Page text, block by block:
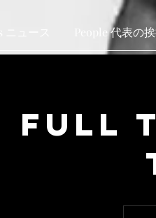
People 代表の
Full